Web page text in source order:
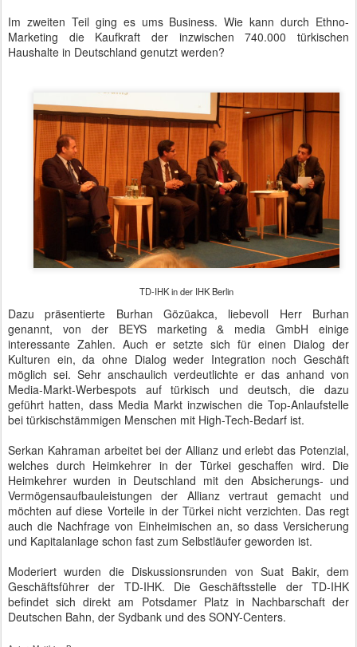
Im zweiten Teil ging es ums Business. Wie kann durch Ethno-
Marketing die Kaufkraft der inzwischen 740.000 türkischen
Haushalte in Deutschland genutzt werden?
TD-IHK in der IHK Berlin
Dazu präsentierte Burhan Gözüakca, liebevoll Herr Burhan
genannt, von der BEYS marketing & media GmbH einige
interessante Zahlen. Auch er setzte sich für einen Dialog der
Kulturen ein, da ohne Dialog weder Integration noch Geschäft
möglich sei. Sehr anschaulich verdeutlichte er das anhand von
Media-Markt-Werbespots auf türkisch und deutsch, die dazu
geführt hatten, dass Media Markt inzwischen die Top-Anlaufstelle
bei türkischstämmigen Menschen mit High-Tech-Bedarf ist.
Serkan Kahraman arbeitet bei der Allianz und erlebt das Potenzial,
welches durch Heimkehrer in der Türkei geschaffen wird. Die
Heimkehrer wurden in Deutschland mit den Absicherungs- und
Vermögensaufbauleistungen der Allianz vertraut gemacht und
möchten auf diese Vorteile in der Türkei nicht verzichten. Das regt
auch die Nachfrage von Einheimischen an, so dass Versicherung
und Kapitalanlage schon fast zum Selbstläufer geworden ist.
Moderiert wurden die Diskussionsrunden von Suat Bakir, dem
Geschäftsführer der TD-IHK. Die Geschäftsstelle der TD-IHK
befindet sich direkt am Potsdamer Platz in Nachbarschaft der
Deutschen Bahn, der Sydbank und des SONY-Centers.